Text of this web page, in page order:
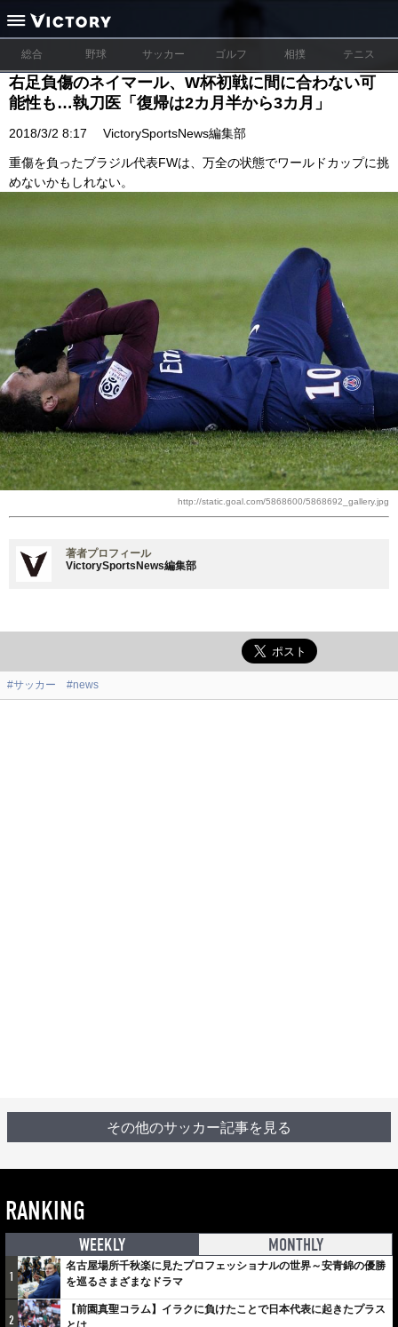
総合 野球 サッカー ゴルフ 相撲 テニス
右足負傷のネイマール、W杯初戦に間に合わない可
能性も…執刀医「復帰は2カ月半から3カ月」
2018/3/2 8:17 VictorySportsNews編集部
重傷を負ったブラジル代表FWは、万全の状態でワールドカップに挑
めないかもしれない。
http://static.goal.com/5868600/5868692_gallery.jpg
著者プロフィール
VictorySportsNews編集部
#サッカー #news
その他のサッカー記事を見る
RANKING
WEEKLY MONTHLY
1
名古屋場所千秋楽に見たプロフェッショナルの世界～安青錦の優勝
を巡るさまざまなドラマ
2
【前園真聖コラム】イラクに負けたことで日本代表に起きたプラス